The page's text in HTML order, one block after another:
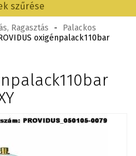
szűrése
Ragasztás -
Palackos
oxigénpalack110bar